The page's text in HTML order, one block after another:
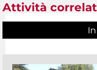
Attività